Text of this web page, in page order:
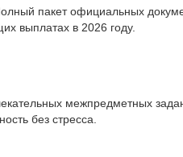
пакет официальных
выплатах в 2026 году.
межпредметных
без стресса.